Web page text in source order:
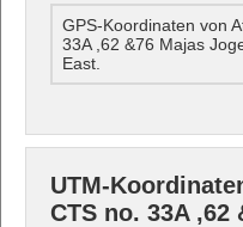
GPS-Koordinaten von
33A ,62 &76 Majas
East.
UTM-
CTS no. 33A ,62